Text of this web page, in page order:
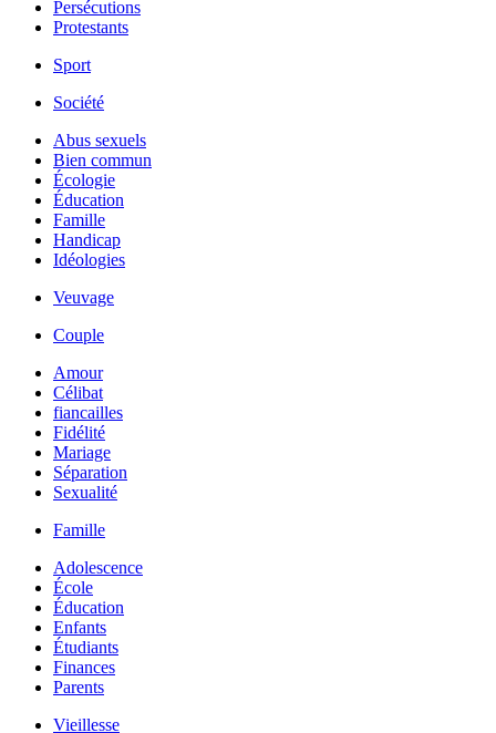
Persécutions
Protestants
Sport
Société
Abus sexuels
Bien commun
Écologie
Éducation
Famille
Handicap
Idéologies
Veuvage
Couple
Amour
Célibat
fiancailles
Fidélité
Mariage
Séparation
Sexualité
Famille
Adolescence
École
Éducation
Enfants
Étudiants
Finances
Parents
Vieillesse